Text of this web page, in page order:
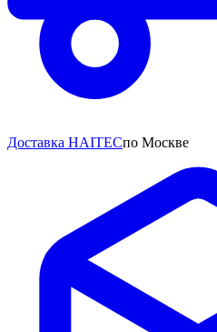
Доставка HAITECпо Москве